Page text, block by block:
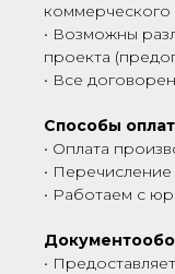
• Возможны
проекта
• Все
Способы
• Оплата
•
• Работаем с
•